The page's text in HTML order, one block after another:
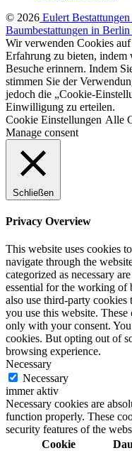
© 2026 Eulert
Baumbestattungen in
Wir verwenden Cookies
Erfahrung zu bieten, indem
Besuche erinnern. Indem
stimmen Sie der
jedoch die „Cookie-
Einwilligung zu erteilen.
Cookie Einstellungen Alle
Manage consent
Schließen
Privacy Overview
This website uses cookies
navigate through the
categorized as necessary
essential for the working of
also use third-party cookies
you use this website.
only with your consent.
cookies. But opting out of
browsing experience.
Necessary
Necessary
immer aktiv
Necessary cookies are
function properly. These
security features of the
Cookie